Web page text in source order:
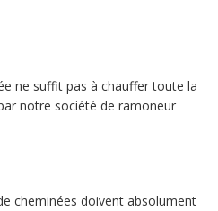
ne suffit pas à chauffer toute la
notre société de ramoneur
cheminées doivent absolument